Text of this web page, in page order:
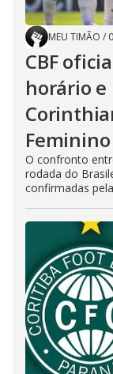
MEU TIMÃO /
CBF
horário
Feminino
O confronto
rodada do
confirmadas